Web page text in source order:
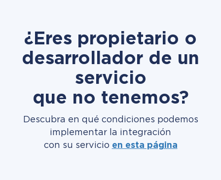
¿Eres propietario o
desarrollador de un
servicio
que no tenemos?
Descubra en qué condiciones podemos
implementar la integración
con su servicio en esta página